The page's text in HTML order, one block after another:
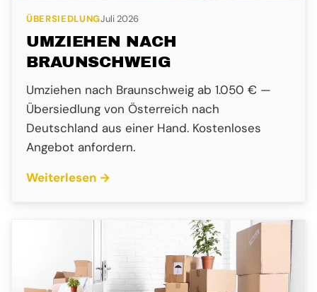
ÜBERSIEDLUNGJuli 2026
UMZIEHEN NACH
BRAUNSCHWEIG
Umziehen nach Braunschweig ab 1.050 € —
Übersiedlung von Österreich nach
Deutschland aus einer Hand. Kostenloses
Angebot anfordern.
Weiterlesen →